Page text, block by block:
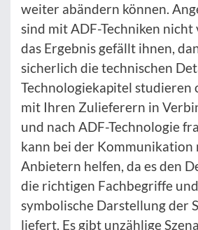
weiter abändern können.
sind mit ADF-Techniken
das Ergebnis gefällt ihnen,
sicherlich die technischen
Technologiekapitel studieren
mit Ihren Zulieferern in
und nach ADF-Technologie
kann bei der Kommunikation
Anbietern helfen, da es den
die richtigen Fachbegriffe
symbolische Darstellung der
liefert. Es gibt unzählige